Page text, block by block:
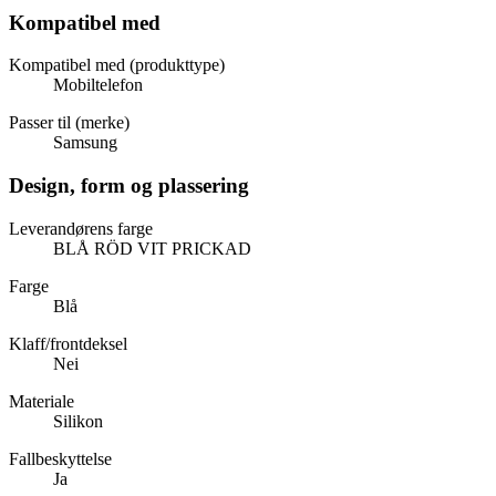
Kompatibel med
Kompatibel med (produkttype)
Mobiltelefon
Passer til (merke)
Samsung
Design, form og plassering
Leverandørens farge
BLÅ RÖD VIT PRICKAD
Farge
Blå
Klaff/frontdeksel
Nei
Materiale
Silikon
Fallbeskyttelse
Ja